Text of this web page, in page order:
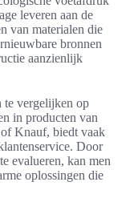
leveren aan de
van materialen die
bronnen
aanzienlijk
te vergelijken op
in producten van
of Knauf, biedt vaak
Door
evalueren, kan men
oplossingen die